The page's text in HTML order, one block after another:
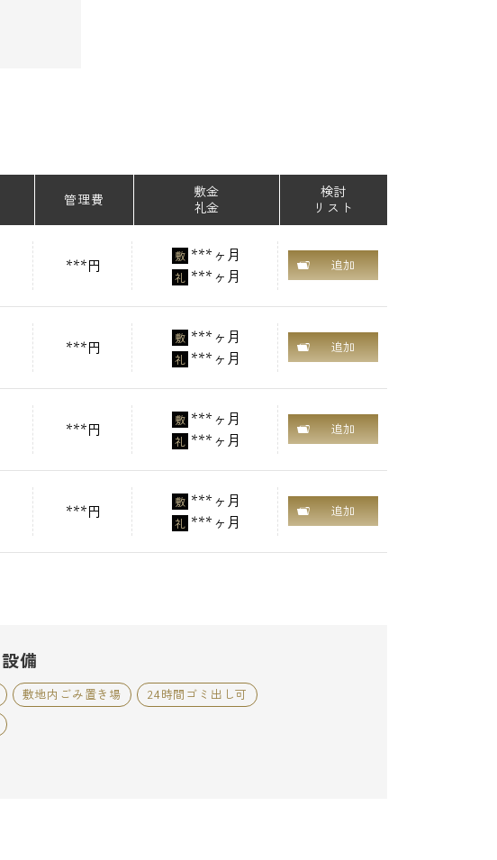
管理費
敷金
礼金
検討
リスト
***円 敷 ***ヶ月
礼 ***ヶ月
追加
***円 敷 ***ヶ月
礼 ***ヶ月
追加
***円 敷 ***ヶ月
礼 ***ヶ月
追加
***円 敷 ***ヶ月
礼 ***ヶ月
追加
設備
敷地内ごみ置き場
24時間ゴミ出し可